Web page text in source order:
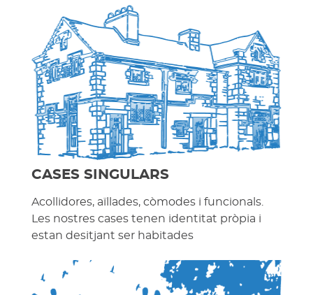
CASES SINGULARS
Acollidores, aïllades, còmodes i funcionals.
Les nostres cases tenen identitat pròpia i
estan desitjant ser habitades